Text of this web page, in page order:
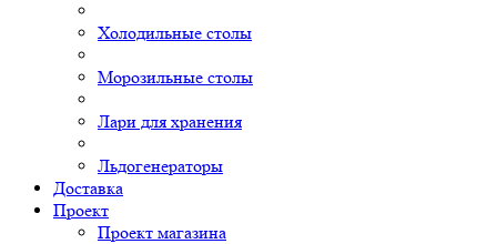
Холодильные столы
Морозильные столы
Лари для хранения
Льдогенераторы
Доставка
Проект
Проект магазина